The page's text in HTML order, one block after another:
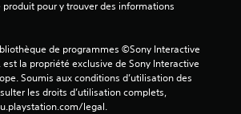
a
v
de programmes ©Sony Interactive
est la propriété exclusive de Sony Interactive
Soumis aux conditions d’utilisation des
les droits d’utilisation complets,
legal.